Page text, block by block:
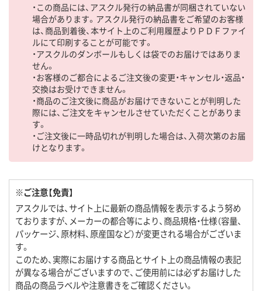
・この商品には、アスクル発行の納品書が同梱されていない
場合があります。アスクル発行の納品書をご希望のお客様
は、商品到着後、本サイト上のご利用履歴よりＰＤＦファイ
ルにて印刷することが可能です。
・アスクルのダンボールもしくは袋でのお届けではありま
せん。
・お客様のご都合によるご注文後の変更・キャンセル・返品・
交換はお受けできません。
・商品のご注文後に商品がお届けできないことが判明した
際には、ご注文をキャンセルさせていただくことがありま
す。
・ご注文後に一時品切れが判明した場合は、入荷次第のお届
けとなります。
※ご注意【免責】
アスクルでは、サイト上に最新の商品情報を表示するよう努め
ておりますが、メーカーの都合等により、商品規格・仕様（容量、
パッケージ、原材料、原産国など）が変更される場合がございま
す。
このため、実際にお届けする商品とサイト上の商品情報の表記
が異なる場合がございますので、ご使用前には必ずお届けした
商品の商品ラベルや注意書きをご確認ください。